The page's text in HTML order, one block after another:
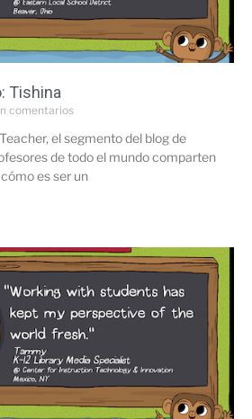
Tishina
comentarios
el segmento del blog de
de todo el mundo comparten
es ser un